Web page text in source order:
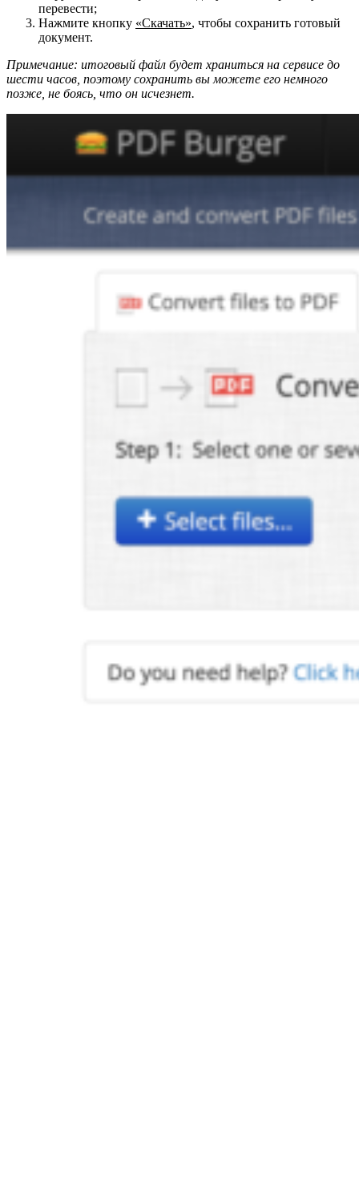
перевести;
Нажмите кнопку «Скачать», чтобы сохранить готовый
документ.
Примечание: итоговый файл будет храниться на сервисе до
шести часов, поэтому сохранить вы можете его немного
позже, не боясь, что он исчезнет.